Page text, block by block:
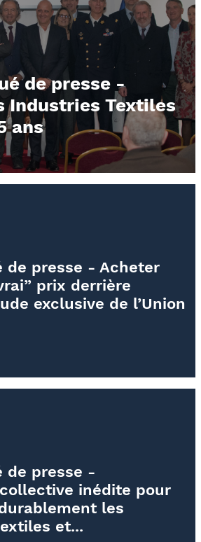
de presse -
Industries Textiles
ans
de presse - Acheter
prix derrière
exclusive de l’Union
de presse -
inédite pour
les
et...